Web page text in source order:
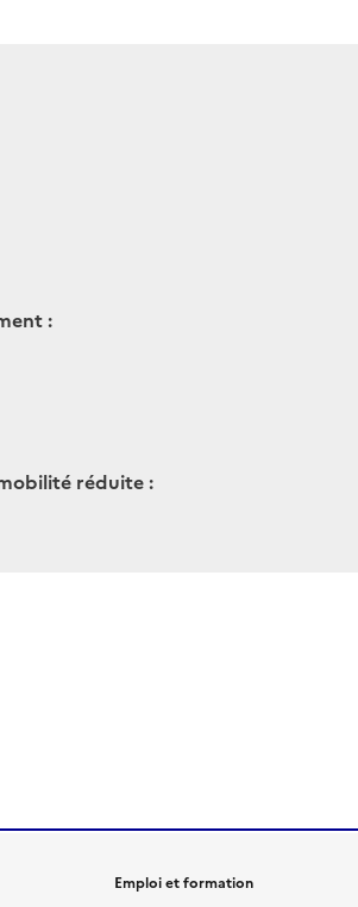
:
réduite :
Emploi et formation